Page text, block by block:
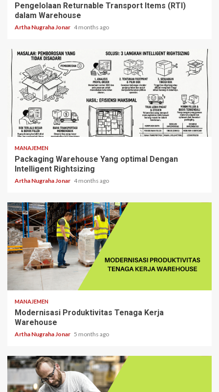
Pengelolaan Returnable Transport Items (RTI)
dalam Warehouse
Artha Nugraha Jonar 4 months ago
7 min read
MANAJEMEN
Packaging Warehouse Yang optimal Dengan
Intelligent Rightsizing
Artha Nugraha Jonar 4 months ago
6 min read
MANAJEMEN
Modernisasi Produktivitas Tenaga Kerja
Warehouse
Artha Nugraha Jonar 5 months ago